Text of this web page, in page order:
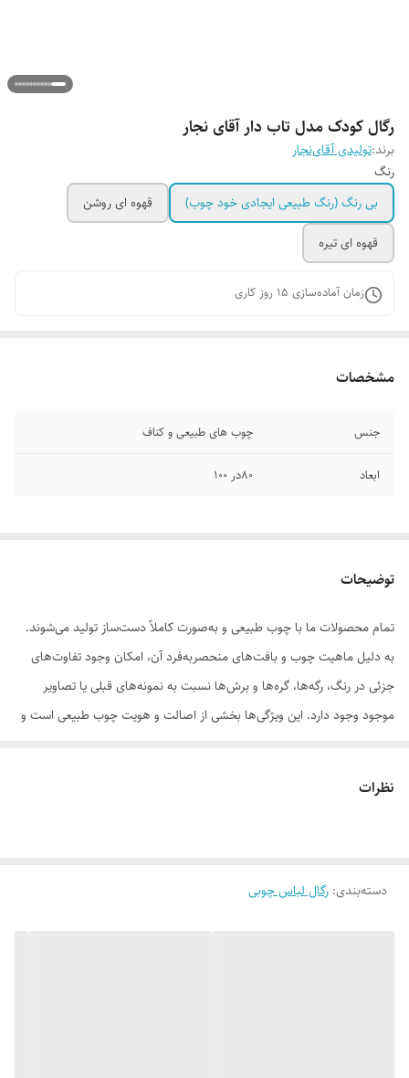
رگال کودک مدل تاب دار آقای نجار
برند:تولیدی آقای‌نجار
رنگ
بی رنگ (رنگ طبیعی ایجادی خود چوب)
قهوه ای روشن
قهوه ای تیره
زمان آماده‌سازی 15 روز کاری
مشخصات
جنس چوب های طبیعی و کناف
ابعاد ۸۰در ۱۰۰
توضیحات
تمام محصولات ما با چوب طبیعی و به‌صورت کاملاً دست‌ساز تولید می‌شوند.
به دلیل ماهیت چوب و بافت‌های منحصر‌به‌فرد آن، امکان وجود تفاوت‌های
جزئی در رنگ، رگه‌ها، گره‌ها و برش‌ها نسبت به نمونه‌های قبلی یا تصاویر
موجود وجود دارد. این ویژگی‌ها بخشی از اصالت و هویت چوب طبیعی است و
لطفاً پیش از ثبت سفارش، تصاویر کارگاهی هر محصول را بررسی کنید. ثبت
نظرات
دسته‌بندی: رگال لباس چوبی